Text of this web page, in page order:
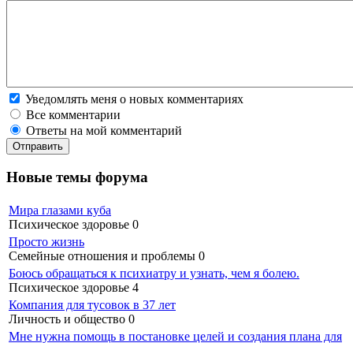
Уведомлять меня о новых комментариях
Все комментарии
Ответы на мой комментарий
Новые темы форума
Мира глазами куба
Психическое здоровье 0
Просто жизнь
Семейные отношения и проблемы 0
Боюсь обращаться к психиатру и узнать, чем я болею.
Психическое здоровье 4
Компания для тусовок в 37 лет
Личность и общество 0
Мне нужна помощь в постановке целей и создания плана для